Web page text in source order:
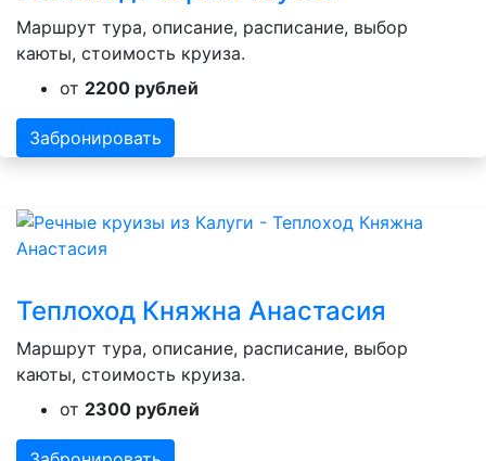
Маршрут тура, описание, расписание, выбор
каюты, стоимость круиза.
от 2200 рублей
Забронировать
Теплоход Княжна Анастасия
Маршрут тура, описание, расписание, выбор
каюты, стоимость круиза.
от 2300 рублей